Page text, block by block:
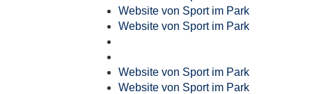
Website von Sport im Park
Website von Sport im Park
Website von Sport im Park
Website von Sport im Park